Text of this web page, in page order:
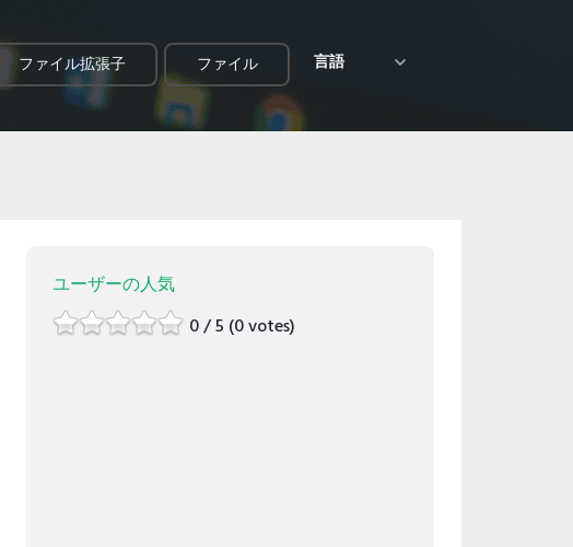
ファイル拡張子 ファイル 言語
ユーザーの人気
0 / 5 (0 votes)